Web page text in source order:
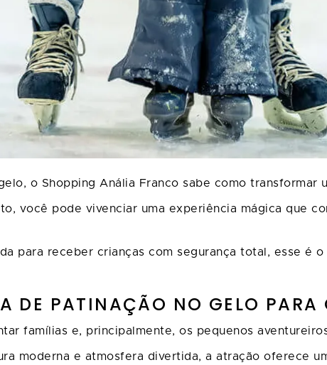
o Shopping Anália Franco sabe como transformar
você pode vivenciar uma experiência mágica que
para receber crianças com segurança total, esse é
DE PATINAÇÃO NO GELO PARA
famílias e, principalmente, os pequenos
moderna e atmosfera divertida, a atração oferece